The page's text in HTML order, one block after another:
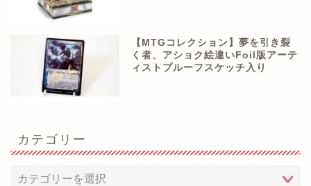
【MTGコレクション】夢を引き裂
く者、アショク絵違いFoil版アーテ
ィストプルーフスケッチ入り
カテゴリー